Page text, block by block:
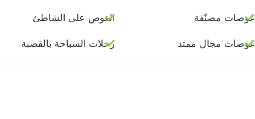
غوصات مصنّفة الغوص على الشاطئ
غوصات مجال ممتد رحلات السباحة بالقصبة